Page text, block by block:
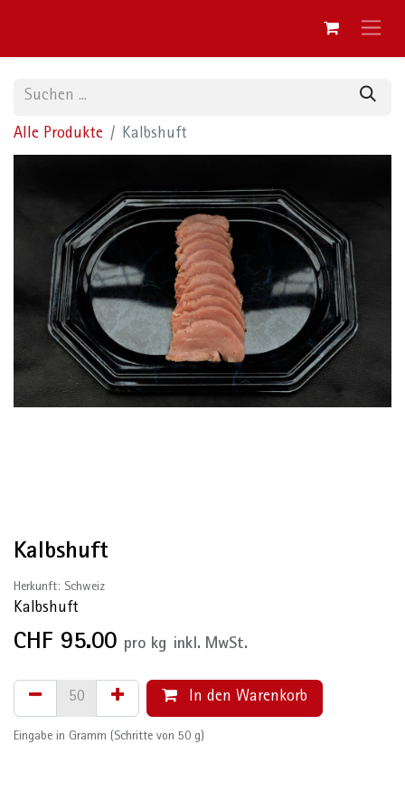
Alle Produkte Kalbshuft
Kalbshuft
Herkunft: Schweiz
Kalbshuft
CHF 95.00 pro kg inkl. MwSt.
In den Warenkorb
Eingabe in Gramm (Schritte von 50 g)